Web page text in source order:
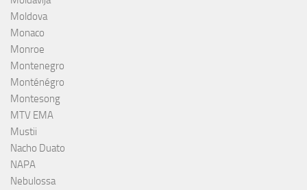
Moldova
Monaco
Monroe
Montenegro
Monténégro
Montesong
MTV EMA
Mustii
Nacho Duato
NAPA
Nebulossa